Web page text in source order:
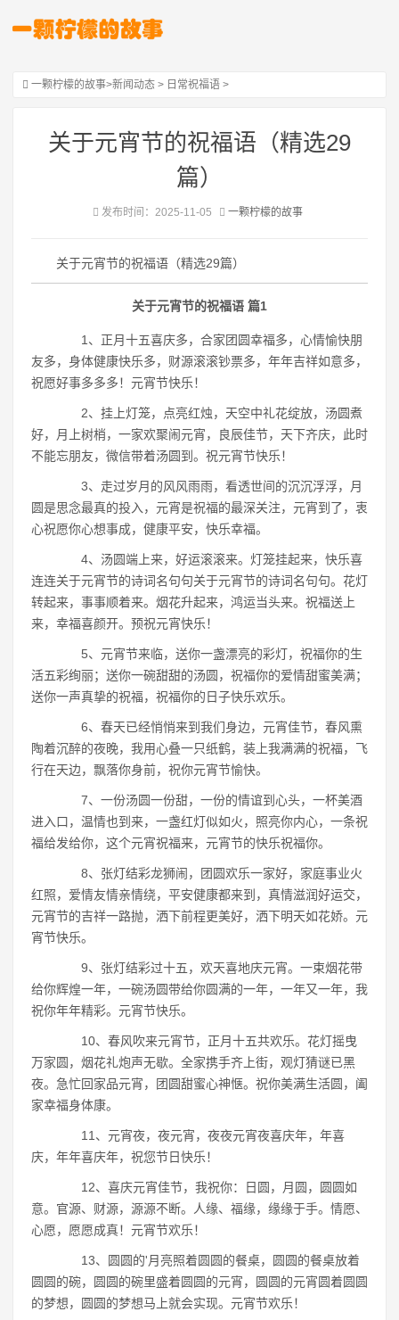
一颗柠檬的故事>新闻动态 > 日常祝福语 >
关于元宵节的祝福语（精选29
篇）
发布时间：2025-11-05 一颗柠檬的故事
关于元宵节的祝福语（精选29篇）
关于元宵节的祝福语 篇1
1、正月十五喜庆多，合家团圆幸福多，心情愉快朋
友多，身体健康快乐多，财源滚滚钞票多，年年吉祥如意多，
祝愿好事多多多！元宵节快乐！
2、挂上灯笼，点亮红烛，天空中礼花绽放，汤圆煮
好，月上树梢，一家欢聚闹元宵，良辰佳节，天下齐庆，此时
不能忘朋友，微信带着汤圆到。祝元宵节快乐！
3、走过岁月的风风雨雨，看透世间的沉沉浮浮，月
圆是思念最真的投入，元宵是祝福的最深关注，元宵到了，衷
心祝愿你心想事成，健康平安，快乐幸福。
4、汤圆端上来，好运滚滚来。灯笼挂起来，快乐喜
连连关于元宵节的诗词名句句关于元宵节的诗词名句句。花灯
转起来，事事顺着来。烟花升起来，鸿运当头来。祝福送上
来，幸福喜颜开。预祝元宵快乐！
5、元宵节来临，送你一盏漂亮的彩灯，祝福你的生
活五彩绚丽；送你一碗甜甜的汤圆，祝福你的爱情甜蜜美满；
送你一声真挚的祝福，祝福你的日子快乐欢乐。
6、春天已经悄悄来到我们身边，元宵佳节，春风熏
陶着沉醉的夜晚，我用心叠一只纸鹤，装上我满满的祝福，飞
行在天边，飘落你身前，祝你元宵节愉快。
7、一份汤圆一份甜，一份的情谊到心头，一杯美酒
进入口，温情也到来，一盏红灯似如火，照亮你内心，一条祝
福给发给你，这个元宵祝福来，元宵节的快乐祝福你。
8、张灯结彩龙狮闹，团圆欢乐一家好，家庭事业火
红照，爱情友情亲情绕，平安健康都来到，真情滋润好运交，
元宵节的吉祥一路抛，洒下前程更美好，洒下明天如花娇。元
宵节快乐。
9、张灯结彩过十五，欢天喜地庆元宵。一束烟花带
给你辉煌一年，一碗汤圆带给你圆满的一年，一年又一年，我
祝你年年精彩。元宵节快乐。
10、春风吹来元宵节，正月十五共欢乐。花灯摇曳
万家圆，烟花礼炮声无歇。全家携手齐上街，观灯猜谜已黑
夜。急忙回家品元宵，团圆甜蜜心神惬。祝你美满生活圆，阖
家幸福身体康。
11、元宵夜，夜元宵，夜夜元宵夜喜庆年，年喜
庆，年年喜庆年，祝您节日快乐！
12、喜庆元宵佳节，我祝你：日圆，月圆，圆圆如
意。官源、财源，源源不断。人缘、福缘，缘缘于手。情愿、
心愿，愿愿成真！元宵节欢乐！
13、圆圆的'月亮照着圆圆的餐桌，圆圆的餐桌放着
圆圆的碗，圆圆的碗里盛着圆圆的元宵，圆圆的元宵圆着圆圆
的梦想，圆圆的梦想马上就会实现。元宵节欢乐！